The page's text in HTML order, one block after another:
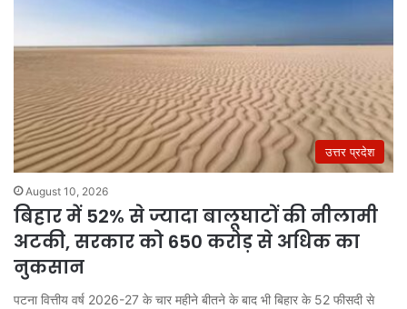
उत्तर प्रदेश
August 10, 2026
बिहार में 52% से ज्यादा बालूघाटों की नीलामी
अटकी, सरकार को 650 करोड़ से अधिक का
नुकसान
पटना वित्तीय वर्ष 2026-27 के चार महीने बीतने के बाद भी बिहार के 52 फीसदी से